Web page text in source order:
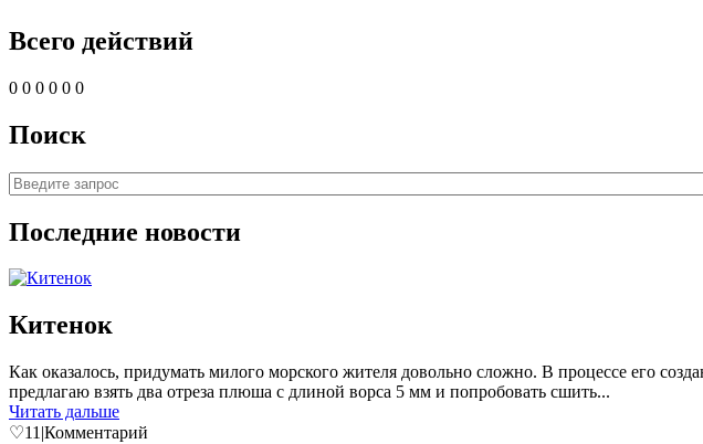
Всего действий
0 0 0 0 0 0
Поиск
Последние новости
Китенок
Как оказалось, придумать милого морского жителя довольно сложно. В процессе его
предлагаю взять два отреза плюша с длиной ворса 5 мм и попробовать сшить...
Читать дальше
♡11 |Комментарий